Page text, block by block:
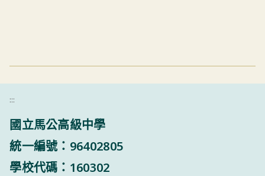
:::
國立馬公高級中學
統一編號：96402805
學校代碼：160302